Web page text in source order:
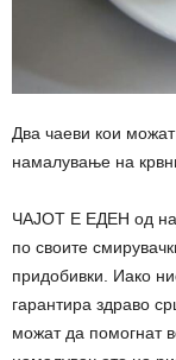
Два чаеви кои
намалување на
ЧАЈОТ Е ЕДЕН од
по своите
придобивки. Иако
гарантира здраво
можат да помогнат